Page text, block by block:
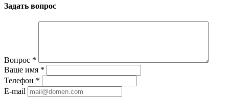
Задать вопрос
Вопрос *
Ваше имя *
Телефон *
E-mail